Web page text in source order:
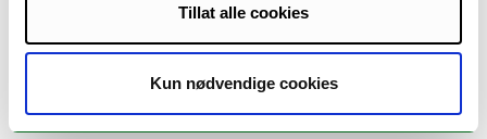
Tillat alle cookies
Kun nødvendige cookies
Hvor ligger det